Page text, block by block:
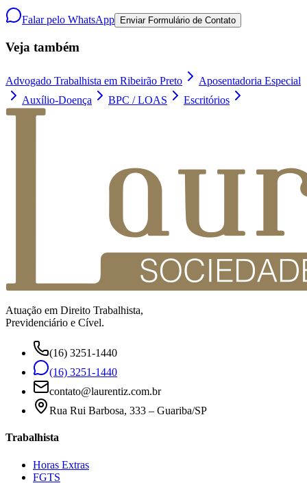
Falar pelo WhatsApp Enviar Formulário de Contato
Veja também
Advogado Trabalhista em Ribeirão Preto
Aposentadoria Especial
Auxílio-Doença
BPC / LOAS Escritórios
Atuação em Direito Trabalhista,
Previdenciário e Cível.
(16) 3251-1440
(16) 3251-1440
contato@laurentiz.com.br
Rua Rui Barbosa, 333 – Guariba/SP
Trabalhista
Horas Extras
FGTS